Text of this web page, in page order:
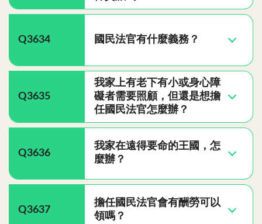
Q3634 國民法官有什麼義務？
Q3635
我家上有老下有小或身心障
礙者需要照顧，但還是想擔
任國民法官怎麼辦？
Q3636
我家在遠得要命的王國，怎
麼辦？
Q3637
擔任國民法官會有酬勞可以
領嗎？